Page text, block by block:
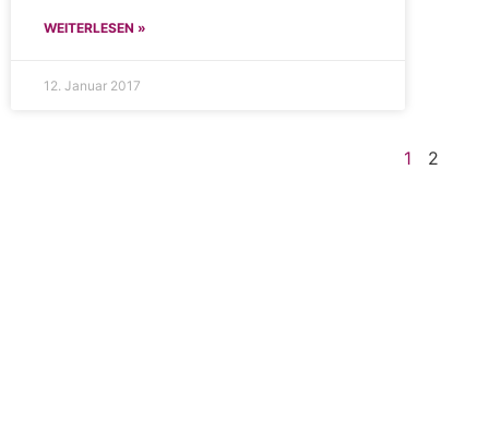
WEITERLESEN »
12. Januar 2017
1 2